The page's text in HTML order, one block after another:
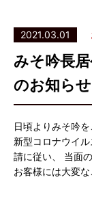
2021.03.01
みそ吟長
のお知らせ
日頃よりみそ吟
新型コロナウイ
請に従い、 当面
お客様には大変